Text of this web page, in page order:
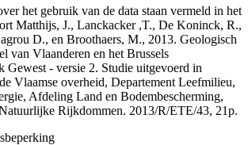
het gebruik van de data staan vermeld in het
Matthijs, J., Lanckacker ,T., De Koninck, R.,
D., en Broothaers, M., 2013. Geologisch
van Vlaanderen en het Brussels
Gewest - versie 2. Studie uitgevoerd in
Vlaamse overheid, Departement Leefmilieu,
Afdeling Land en Bodembescherming,
Rijkdommen. 2013/R/ETE/43, 21p.